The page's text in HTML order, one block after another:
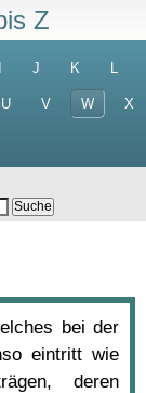
Z
J K L
U V W X
bei der
eintritt wie
deren